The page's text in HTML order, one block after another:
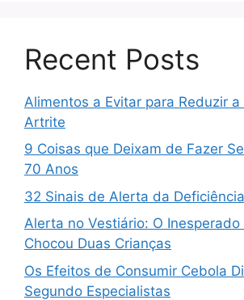
Recent Posts
Alimentos a Evitar para Reduzir
Artrite
9 Coisas que Deixam de Fazer
70 Anos
32 Sinais de Alerta da
Alerta no Vestiário: O Inesperado
Chocou Duas Crianças
Os Efeitos de Consumir Cebola
Segundo Especialistas